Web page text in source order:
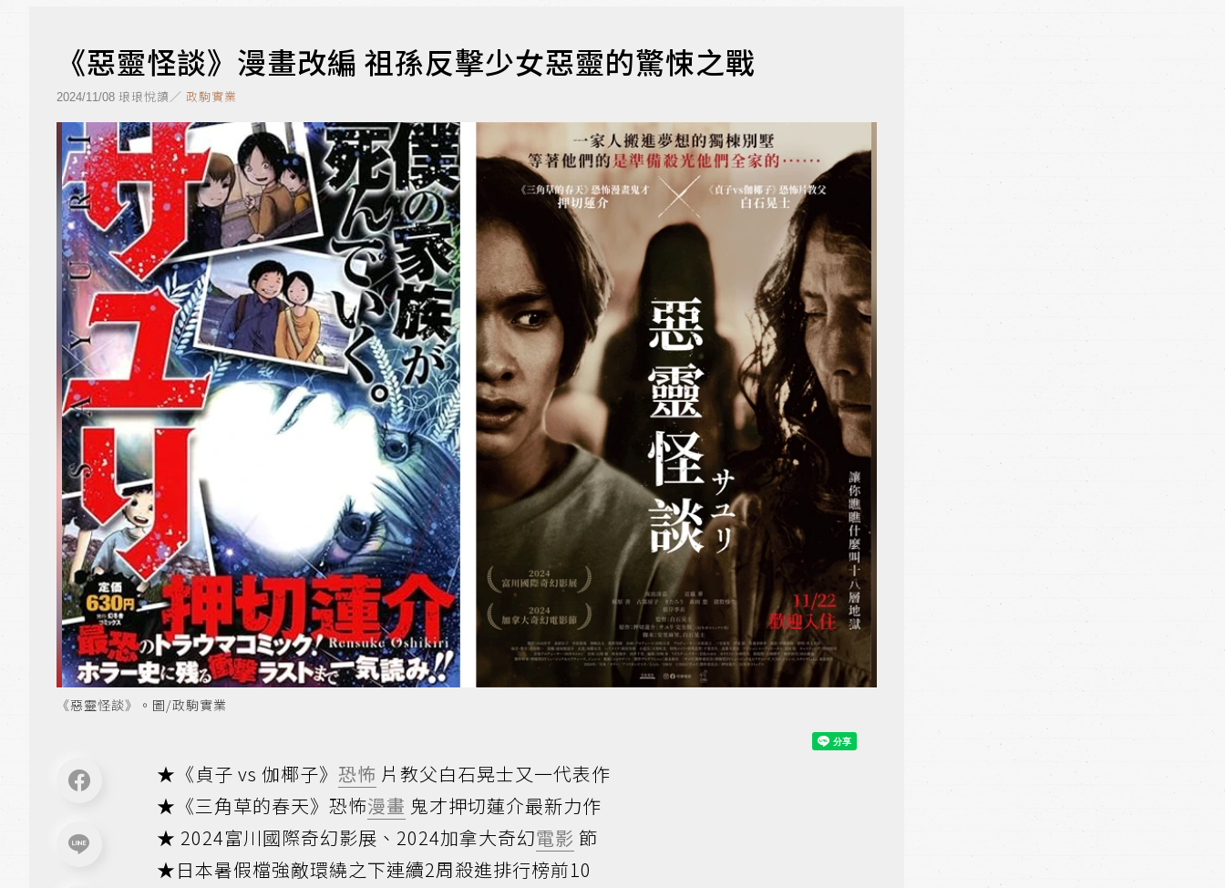
《惡靈怪談》漫畫改編 祖孫反擊少女惡靈的驚悚之戰
2024/11/08 琅琅悅讀／ 政駒實業
《惡靈怪談》。圖/政駒實業
★《貞子 vs 伽椰子》 恐怖 片教父白石晃士又一代表作
★《三角草的春天》恐怖漫畫 鬼才押切蓮介最新力作
★ 2024富川國際奇幻影展、2024加拿大奇幻電影 節
★日本暑假檔強敵環繞之下連續2周殺進排行榜前10